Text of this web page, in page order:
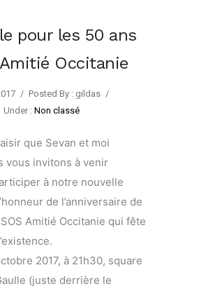
pour les 50 ans
Occitanie
/ Posted By : gildas /
Under : Non classé
que Sevan et moi
vous invitons à venir
à notre nouvelle
de l’anniversaire de
SOS Amitié Occitanie qui fête
2017, à 21h30, square
(juste derrière le